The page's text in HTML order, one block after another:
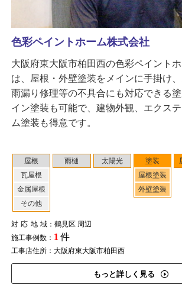
屋根
瓦屋根
金属屋根
その他
雨樋 太陽光
塗装
屋根塗装
外壁塗装
対応地域：鶴見区 周辺
施工事例数： 1 件
工事店住所：大阪府東大阪市柏田西
もっと詳しく見る
色彩ペイントホーム株式会社
大阪府東大阪市柏田西の色彩ペイント
は、屋根・外壁塗装をメインに手掛け
雨漏り修理等の不具合にも対応できる
イン塗装も可能で、建物外観、エクス
ム塗装も得意です。